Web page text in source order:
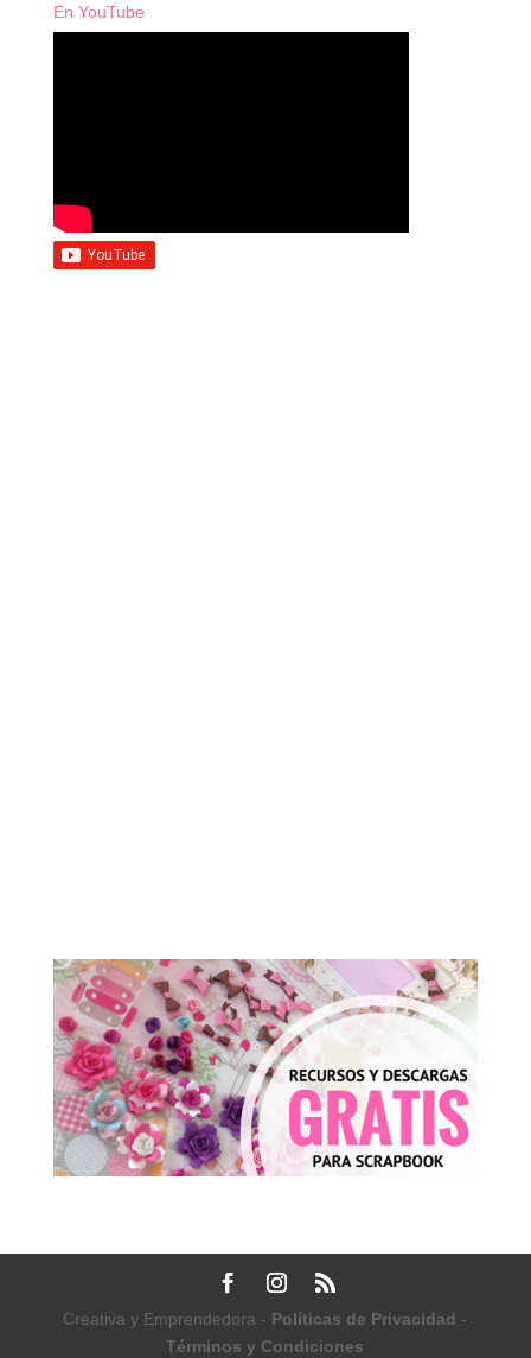
En YouTube
Creativa y Emprendedora - Políticas de Privacidad -
Términos y Condiciones